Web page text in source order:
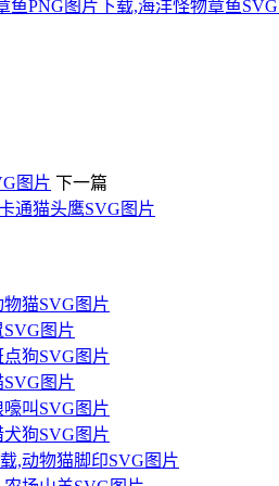
鱼PNG图片下载,海洋怪物章鱼
图片 下一篇
通猫头鹰SVG图片
猫SVG图片
图片
狗SVG图片
图片
叫SVG图片
狗SVG图片
,动物猫脚印SVG图片